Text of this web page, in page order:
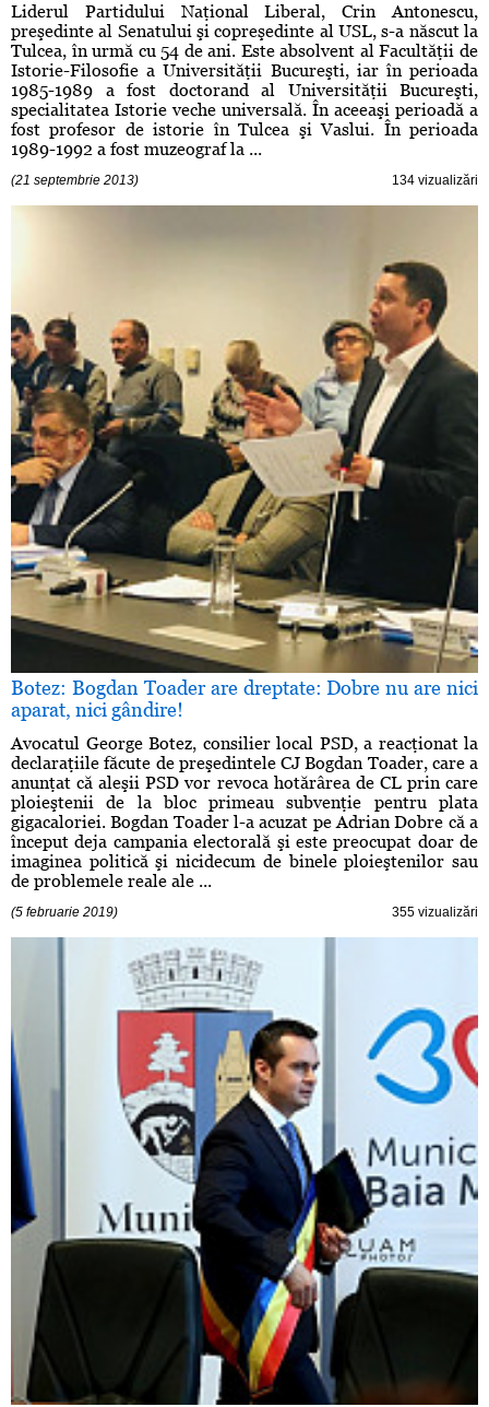
Liderul Partidului Naţional Liberal, Crin Antonescu,
preşedinte al Senatului şi copreşedinte al USL, s-a născut la
Tulcea, în urmă cu 54 de ani. Este absolvent al Facultăţii de
Istorie-Filosofie a Universităţii Bucureşti, iar în perioada
1985-1989 a fost doctorand al Universităţii Bucureşti,
specialitatea Istorie veche universală. În aceeaşi perioadă a
fost profesor de istorie în Tulcea şi Vaslui. În perioada
1989-1992 a fost muzeograf la ...
(21 septembrie 2013) 134 vizualizări
Botez: Bogdan Toader are dreptate: Dobre nu are nici
aparat, nici gândire!
Avocatul George Botez, consilier local PSD, a reacţionat la
declaraţiile făcute de preşedintele CJ Bogdan Toader, care a
anunţat că aleşii PSD vor revoca hotărârea de CL prin care
ploieştenii de la bloc primeau subvenţie pentru plata
gigacaloriei. Bogdan Toader l-a acuzat pe Adrian Dobre că a
început deja campania electorală şi este preocupat doar de
imaginea politică şi nicidecum de binele ploieştenilor sau
de problemele reale ale ...
(5 februarie 2019) 355 vizualizări